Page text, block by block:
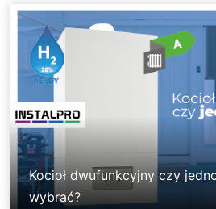
Kocioł dwufunkcyjny czy
wybrać?